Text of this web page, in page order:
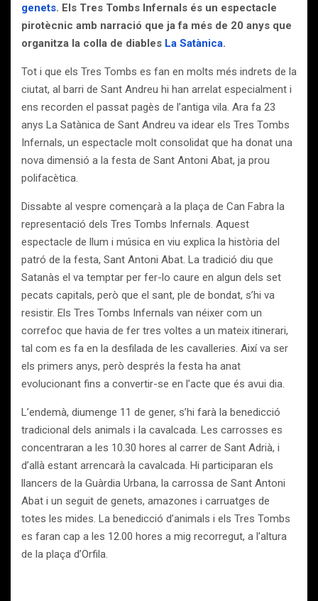
genets. Els Tres Tombs Infernals és un espectacle
pirotècnic amb narració que ja fa més de 20 anys que
organitza la colla de diables La Satànica.
Tot i que els Tres Tombs es fan en molts més indrets de la
ciutat, al barri de Sant Andreu hi han arrelat especialment i
ens recorden el passat pagès de l’antiga vila. Ara fa 23
anys La Satànica de Sant Andreu va idear els Tres Tombs
Infernals, un espectacle molt consolidat que ha donat una
nova dimensió a la festa de Sant Antoni Abat, ja prou
polifacètica.
Dissabte al vespre començarà a la plaça de Can Fabra la
representació dels Tres Tombs Infernals. Aquest
espectacle de llum i música en viu explica la història del
patró de la festa, Sant Antoni Abat. La tradició diu que
Satanàs el va temptar per fer-lo caure en algun dels set
pecats capitals, però que el sant, ple de bondat, s’hi va
resistir. Els Tres Tombs Infernals van néixer com un
correfoc que havia de fer tres voltes a un mateix itinerari,
tal com es fa en la desfilada de les cavalleries. Així va ser
els primers anys, però després la festa ha anat
evolucionant fins a convertir-se en l’acte que és avui dia.
L’endemà, diumenge 11 de gener, s’hi farà la benedicció
tradicional dels animals i la cavalcada. Les carrosses es
concentraran a les 10.30 hores al carrer de Sant Adrià, i
d’allà estant arrencarà la cavalcada. Hi participaran els
llancers de la Guàrdia Urbana, la carrossa de Sant Antoni
Abat i un seguit de genets, amazones i carruatges de
totes les mides. La benedicció d’animals i els Tres Tombs
es faran cap a les 12.00 hores a mig recorregut, a l’altura
de la plaça d’Orfila.